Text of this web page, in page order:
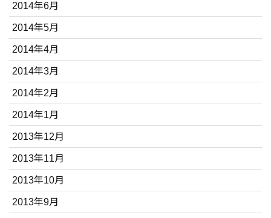
2014年6月
2014年5月
2014年4月
2014年3月
2014年2月
2014年1月
2013年12月
2013年11月
2013年10月
2013年9月